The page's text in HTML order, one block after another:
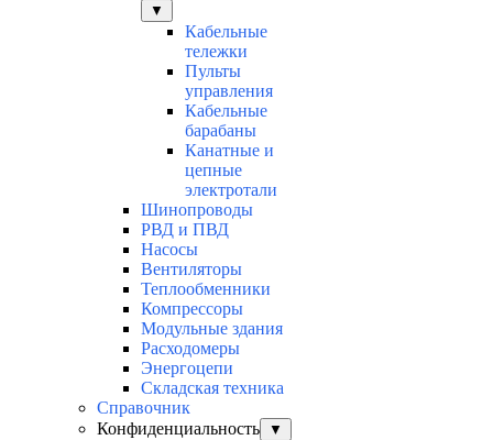
▼
Кабельные
тележки
Пульты
управления
Кабельные
барабаны
Канатные и
цепные
электротали
Шинопроводы
РВД и ПВД
Насосы
Вентиляторы
Теплообменники
Компрессоры
Модульные здания
Расходомеры
Энергоцепи
Складская техника
Справочник
Конфиденциальность
▼